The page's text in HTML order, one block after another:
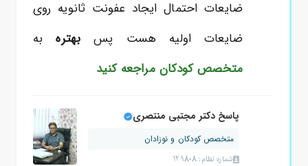
ضایعات احتمال ایجاد عفونت ثانویه روی
ضایعات اولیه هست پس بهترهبه
متخصص کودکان مراجعه کنید
پاسخ دکتر مجتبی منتصری
متخصص کودکان و نوزادان
شماره نظام: 129808